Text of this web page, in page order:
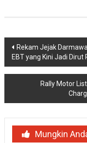
Navigasi
pos
Rekam Jejak
EBT yang Kini Jadi Dirut
Rally Motor
Mungkin